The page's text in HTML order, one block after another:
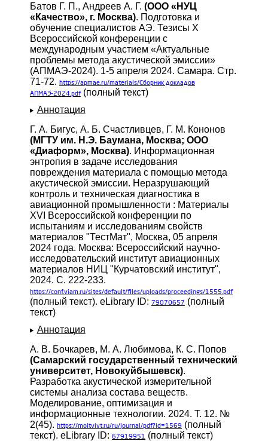
Батов Г. П., Андреев А. Г. (ООО «НУЦ
«Качество», г. Москва). Подготовка и
обучение специалистов АЭ. Тезисы X
Всероссийской конференции с
международным участием «Актуальные
проблемы метода акустической эмиссии»
(АПМАЭ-2024). 1-5 апреля 2024. Самара. Стр.
71-72. https://apmae.ru/materials/Сборник докладов
АПМАЭ-2024.pdf (полный текст)
Аннотация
Г. А. Бигус, А. Б. Счастливцев, Г. М. Кононов
(МГТУ им. Н.Э. Баумана, Москва; ООО
«Диаформ», Москва). Информационная
энтропия в задаче исследования
повреждения материала с помощью метода
акустической эмиссии. Неразрушающий
контроль и техническая диагностика в
авиационной промышленности : Материалы
XVI Всероссийской конференции по
испытаниям и исследованиям свойств
материалов "ТестМат", Москва, 05 апреля
2024 года. Москва: Всероссийский научно-
исследовательский институт авиационных
материалов НИЦ "Курчатовский институт",
2024. С. 222-233.
https://conf.viam.ru/sites/default/files/uploads/proceedings/1555.pdf
(полный текст). eLibrary ID: 79070657 (полный
текст)
Аннотация
А. В. Бочкарев, М. А. Любимова, К. С. Попов
(Самарский государственный технический
университет, Новокуйбышевск).
Разработка акустической измерительной
системы анализа состава веществ.
Моделирование, оптимизация и
информационные технологии. 2024. Т. 12. №
2(45). https://moitvivt.ru/ru/journal/pdf?id=1569 (полный
текст). eLibrary ID: 67919951 (полный текст)